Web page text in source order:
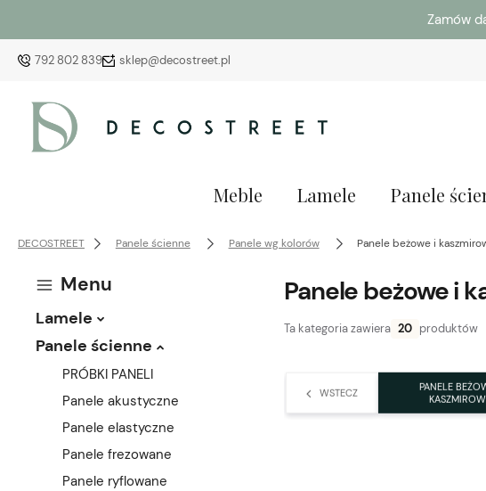
Zamów
792 802 839 sklep@decostreet.pl
Meble Lamele Panele
DECOSTREET Panele ścienne Panele wg kolorów Panele beżowe i
Menu
Lamele
Panele ścienne
PRÓBKI PANELI
Panele akustyczne
Panele elastyczne
Panele frezowane
Panele ryflowane
Panele beżowe i
Ta kategoria zawiera 20 produktów
WSTECZ
PANELE